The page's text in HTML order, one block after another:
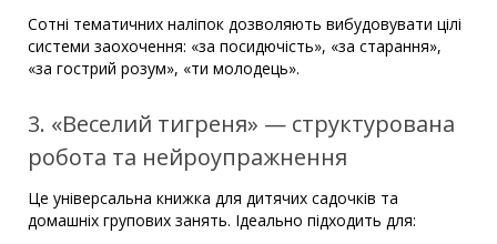
Сотні тематичних наліпок дозволяють вибудовувати цілі
системи заохочення: «за посидючість», «за старання»,
«за гострий розум», «ти молодець».
3. «Веселий тигреня» — структурована
робота та нейроупражнення
Це універсальна книжка для дитячих садочків та
домашніх групових занять. Ідеально підходить для: